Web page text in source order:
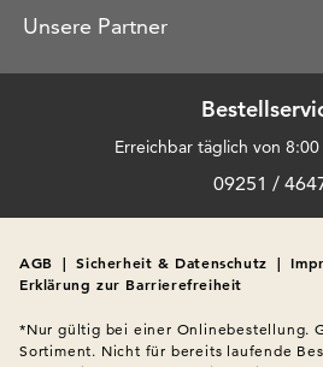
Unsere Partner
Erreichbar täglich von
09251 /
AGB | Sicherheit & Datenschutz |
Erklärung zur Barrierefreiheit
*Nur gültig bei einer Onlinebestellung.
Sortiment. Nicht für bereits laufende